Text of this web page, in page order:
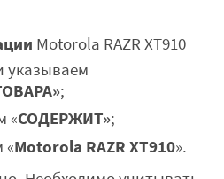
Motorola RAZR XT910
указываем
;
«СОДЕРЖИТ»;
«Motorola RAZR XT910».